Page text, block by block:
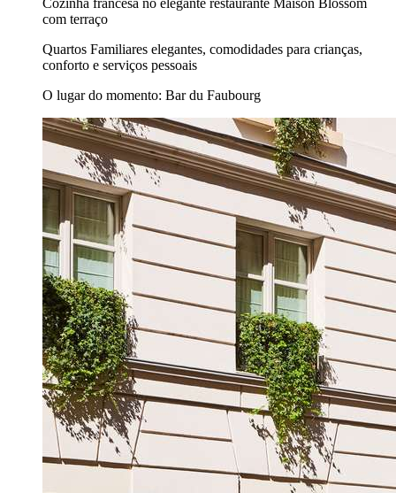
Cozinha francesa no elegante restaurante Maison Blossom
com terraço
Quartos Familiares elegantes, comodidades para crianças,
conforto e serviços pessoais
O lugar do momento: Bar du Faubourg